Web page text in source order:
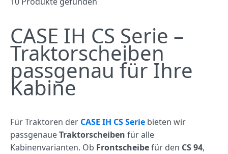
CASE IH CS Serie –
Traktorscheiben
passgenau für Ihre
Kabine
Für Traktoren der CASE IH CS Serie bieten wir
passgenaueTraktorscheiben für alle
Kabinenvarianten. Ob Frontscheibefür den CS 94,